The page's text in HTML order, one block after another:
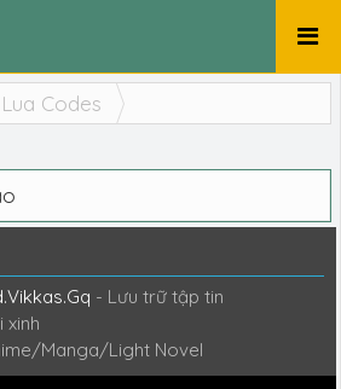
Codes
- Lưu trữ tập tin
xinh
Manga/Light Novel